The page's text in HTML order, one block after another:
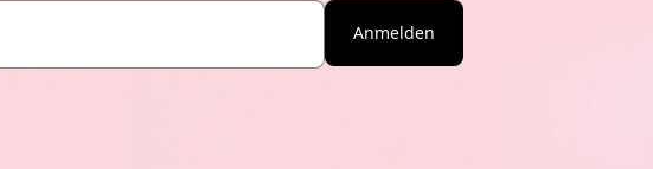
Anmelden